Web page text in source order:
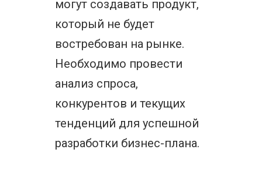
могут создавать продукт,
который не будет
востребован на рынке.
Необходимо провести
анализ спроса,
конкурентов и текущих
тенденций для успешной
разработки бизнес-плана.